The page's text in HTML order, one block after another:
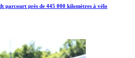
parcourt près de 445 000 kilomètres à vélo